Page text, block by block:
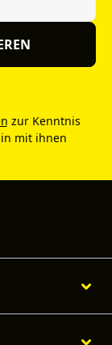
zur Kenntnis
mit ihnen